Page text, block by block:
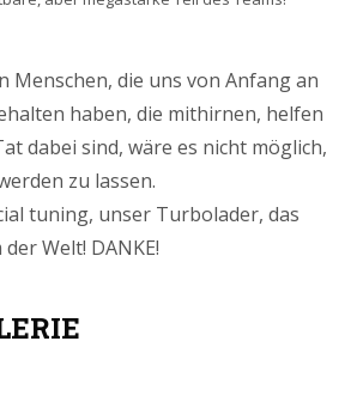
Menschen, die uns von Anfang an
haben, die mithirnen, helfen
dabei sind, wäre es nicht möglich,
zu lassen.
tuning, unser Turbolader, das
Welt! DANKE!